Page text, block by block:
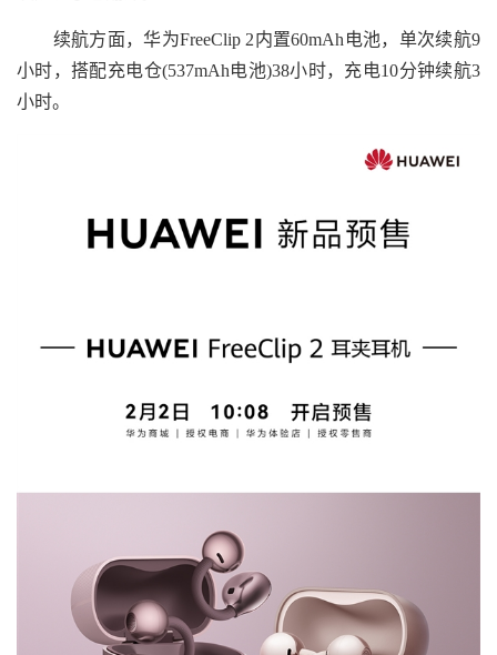
续航方面，华为FreeClip 2内置60mAh电池，单次续航9
小时，搭配充电仓(537mAh电池)38小时，充电10分钟续航3
小时。